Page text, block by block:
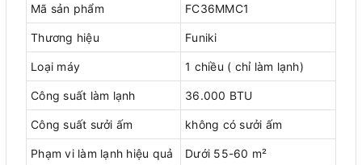
Mã sản phẩm FC36MMC1
Thương hiệu Funiki
Loại máy 1 chiều ( chỉ làm lạnh)
Công suất làm lạnh 36.000 BTU
Công suất sưởi ấm không có sưởi ấm
Phạm vi làm lạnh hiệu quả Dưới 55-60 m²